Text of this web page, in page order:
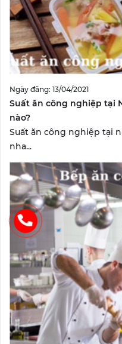
Ngày đăng: 13/04/2021
Suất ăn công nghiệp tại
nào?
Suất ăn công nghiệp tại
nha...